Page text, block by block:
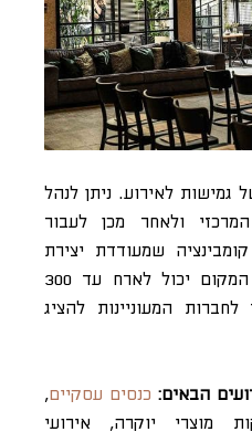
גמישות לאירוע. ניתן לנהל
ולאחר מכן לעבור
קומבינציה שמעודדת יצירת
קשרים עסקיים איכותיים. המקום יכול לארח עד 300
המעוניינות להציג
הבאים: כנסים עסקיים
מוצרי יוקרה, אירועי